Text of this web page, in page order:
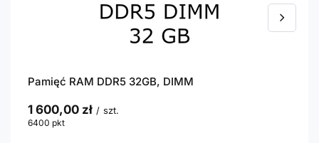
Pamięć RAM DDR5 32GB, DIMM
1 600,00 zł / szt.
6400 pkt